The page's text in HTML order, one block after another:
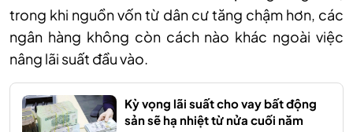
trong khi nguồn vốn từ dân cư tăng chậm hơn, các
ngân hàng không còn cách nào khác ngoài việc
nâng lãi suất đầu vào.
Kỳ vọng lãi suất cho vay bất động
sản sẽ hạ nhiệt từ nửa cuối năm